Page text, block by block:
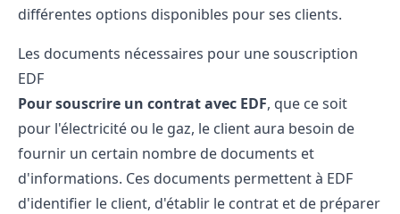
différentes options disponibles pour ses clients.
Les documents nécessaires pour une souscription
EDF
Pour souscrire un contrat avec EDF, que ce soit
pour l'électricité ou le gaz, le client aura besoin de
fournir un certain nombre de documents et
d'informations. Ces documents permettent à EDF
d'identifier le client, d'établir le contrat et de préparer